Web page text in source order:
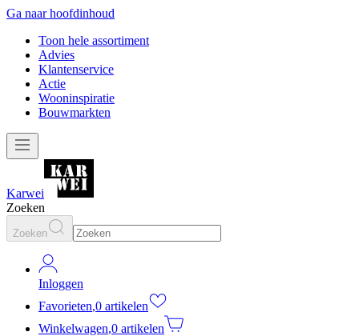
Ga naar hoofdinhoud
Toon hele assortiment
Advies
Klantenservice
Actie
Wooninspiratie
Bouwmarkten
Karwei
Zoeken
Zoeken
Inloggen
Favorieten,0 artikelen
Winkelwagen,0 artikelen